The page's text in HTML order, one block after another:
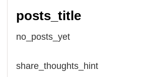
posts_title
no_posts_yet
share_thoughts_hint